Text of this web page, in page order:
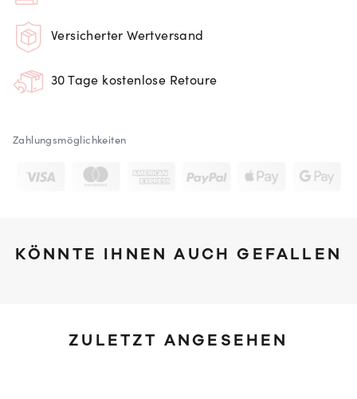
Versicherter Wertversand
30 Tage kostenlose Retoure
Zahlungsmöglichkeiten
KÖNNTE IHNEN AUCH GEFALLEN
ZULETZT ANGESEHEN